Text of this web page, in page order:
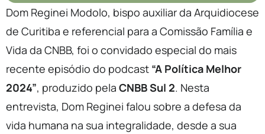
Dom Reginei Modolo, bispo auxiliar da Arquidiocese
de Curitiba e referencial para a Comissão Família e
Vida da CNBB, foi o convidado especial do mais
recente episódio do podcast “A Política Melhor
2024”, produzido pela CNBB Sul 2. Nesta
entrevista, Dom Reginei falou sobre a defesa da
vida humana na sua integralidade, desde a sua